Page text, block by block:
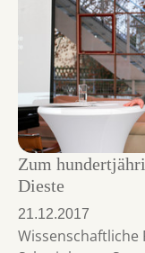
Zum
Dieste
21.12.2017
Wissenschaftliche